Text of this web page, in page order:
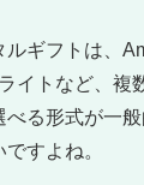
ルギフトは、
イトなど、複
べる形式が一
すよね。